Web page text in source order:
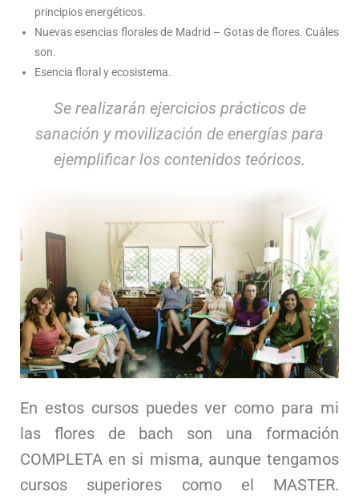
principios energéticos.
Nuevas esencias florales de Madrid – Gotas de flores. Cuáles
son.
Esencia floral y ecosistema.
Se realizarán ejercicios prácticos de
sanación y movilización de energías para
ejemplificar los contenidos teóricos.
En estos cursos puedes ver como para mi
las flores de bach son una formación
COMPLETA en si misma, aunque tengamos
cursos superiores como el MASTER.